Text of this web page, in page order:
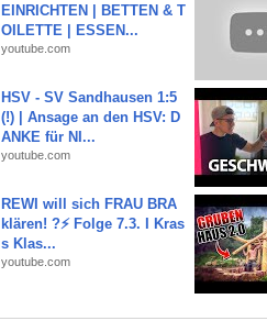
EINRICHTEN | BETTEN & T
OILETTE | ESSEN...
youtube.com
HSV - SV Sandhausen 1:5
(!) | Ansage an den HSV: D
ANKE für NI...
youtube.com
REWI will sich FRAU BRA
klären! ?⚡️ Folge 7.3. I Kras
s Klas...
youtube.com